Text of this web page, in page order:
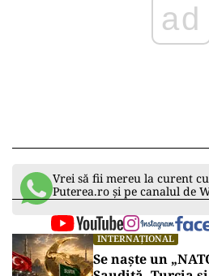
ad
Vrei să fii mereu la curent
Puterea.ro și pe canalul de
INTERNAȚIONAL
Se naște un